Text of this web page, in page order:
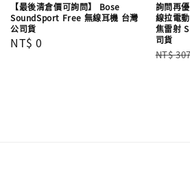
【最後清倉價可詢問】 Bose
SoundSport Free 無線耳機 台灣
公司貨
Regular
NT$ 0
詢問再
線拉電
焦雷射
司貨
NT$